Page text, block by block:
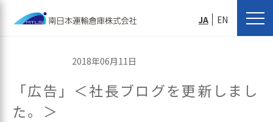
JA EN
2018年06月11日
「広告」＜社長ブログを更新しまし
た。＞